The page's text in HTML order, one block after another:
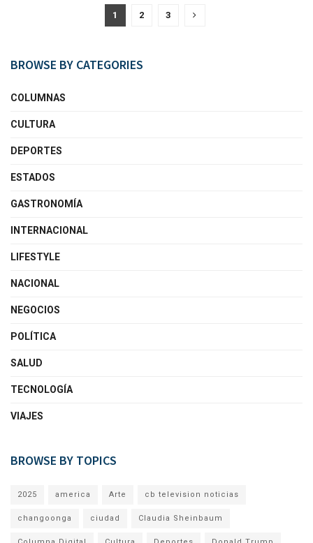
1 2 3
BROWSE BY CATEGORIES
COLUMNAS
CULTURA
DEPORTES
ESTADOS
GASTRONOMÍA
INTERNACIONAL
LIFESTYLE
NACIONAL
NEGOCIOS
POLÍTICA
SALUD
TECNOLOGÍA
VIAJES
BROWSE BY TOPICS
2025 america Arte cb television noticias
changoonga ciudad Claudia Sheinbaum